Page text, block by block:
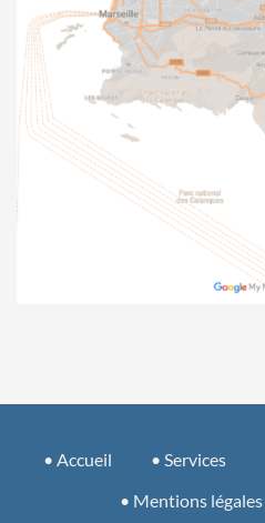
• Accueil • Services
• Mentions légales